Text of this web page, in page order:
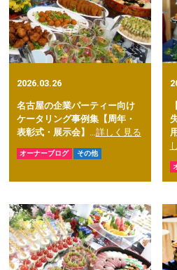
2026.03.26
名古屋の企業パーティー向け
ケータリング事例集【周年・
表彰式・展示会】 …詳しく見る
オーナーブログ その他